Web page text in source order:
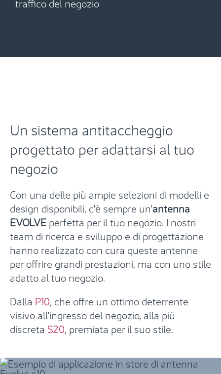
Un sistema antitaccheggio
progettato per adattarsi al tuo
negozio
Con una delle più ampie selezioni di modelli e
design disponibili, c'è sempre un'antenna
EVOLVEperfetta per il tuo negozio. I nostri
team di ricerca e sviluppo e di progettazione
hanno realizzato con cura queste antenne
per offrire grandi prestazioni, ma con uno stile
adatto al tuo negozio.
Dalla P10, che offre un ottimo deterrente
visivo all'ingresso del negozio, alla più
discreta S20, premiata per il suo stile.